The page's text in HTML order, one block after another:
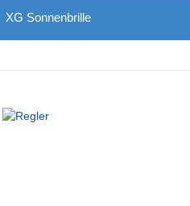
XG Sonnenbrille